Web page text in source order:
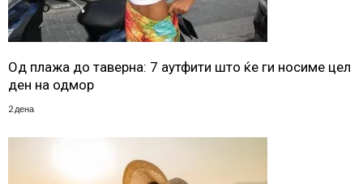
Од плажа до таверна: 7 аутфити што ќе ги носиме цел
ден на одмор
2 дена